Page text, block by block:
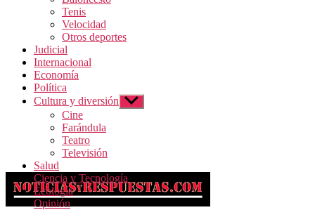
Tenis
Velocidad
Otros deportes
Judicial
Internacional
Economía
Política
Cultura y diversión Mostrar
el
Cine
Farándula
Teatro
Televisión
Salud
Ciencia y Tecnología
Ecología
Opinión